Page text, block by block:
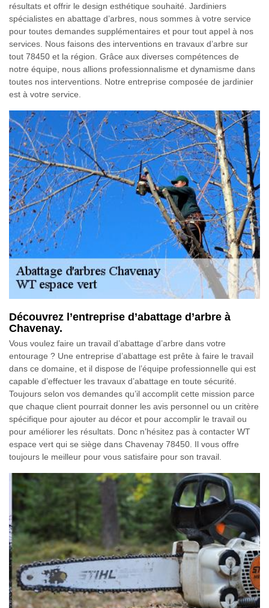
résultats et offrir le design esthétique souhaité. Jardiniers
spécialistes en abattage d’arbres, nous sommes à votre service
pour toutes demandes supplémentaires et pour tout appel à nos
services. Nous faisons des interventions en travaux d’arbre sur
tout 78450 et la région. Grâce aux diverses compétences de
notre équipe, nous allions professionnalisme et dynamisme dans
toutes nos interventions. Notre entreprise composée de jardinier
est à votre service.
Découvrez l’entreprise d’abattage d’arbre à
Chavenay.
Vous voulez faire un travail d’abattage d’arbre dans votre
entourage ? Une entreprise d’abattage est prête à faire le travail
dans ce domaine, et il dispose de l’équipe professionnelle qui est
capable d’effectuer les travaux d’abattage en toute sécurité.
Toujours selon vos demandes qu’il accomplit cette mission parce
que chaque client pourrait donner les avis personnel ou un critère
spécifique pour ajouter au décor et pour accomplir le travail ou
pour améliorer les résultats. Donc n’hésitez pas à contacter WT
espace vert qui se siège dans Chavenay 78450. Il vous offre
toujours le meilleur pour vous satisfaire pour son travail.